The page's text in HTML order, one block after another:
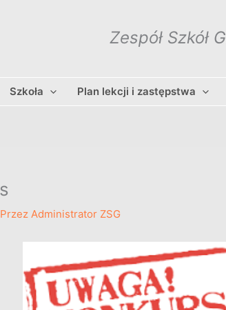
Zespół Szkół
Szkoła Plan lekcji i zastępstwa
Administrator ZSG